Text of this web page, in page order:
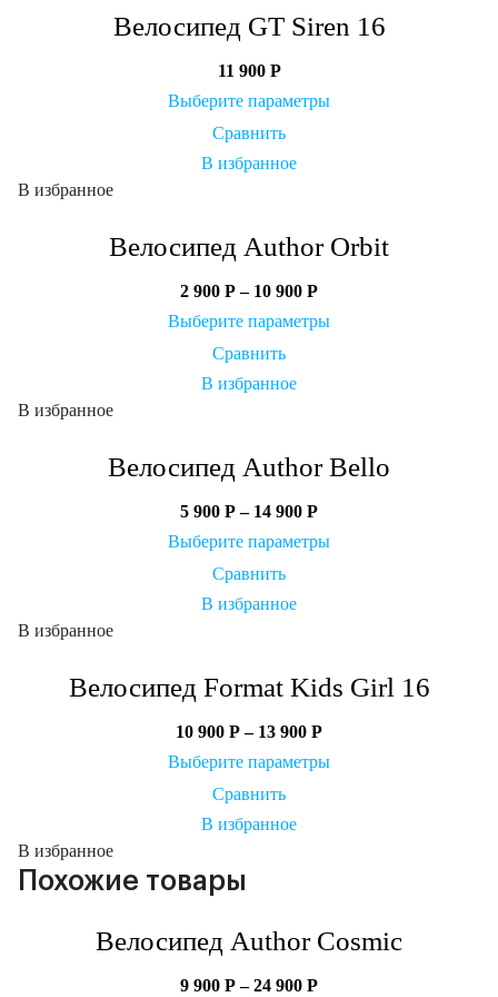
Велосипед GT Siren 16
11 900 Р
Выберите параметры
Сравнить
В избранное
В избранное
Велосипед Author Orbit
2 900 Р– 10 900 Р
Выберите параметры
Сравнить
В избранное
В избранное
Велосипед Author Bello
5 900 Р– 14 900 Р
Выберите параметры
Сравнить
В избранное
В избранное
Велосипед Format Kids Girl 16
10 900 Р– 13 900 Р
Выберите параметры
Сравнить
В избранное
В избранное
Похожие товары
Велосипед Author Cosmic
9 900 Р–24 900 Р